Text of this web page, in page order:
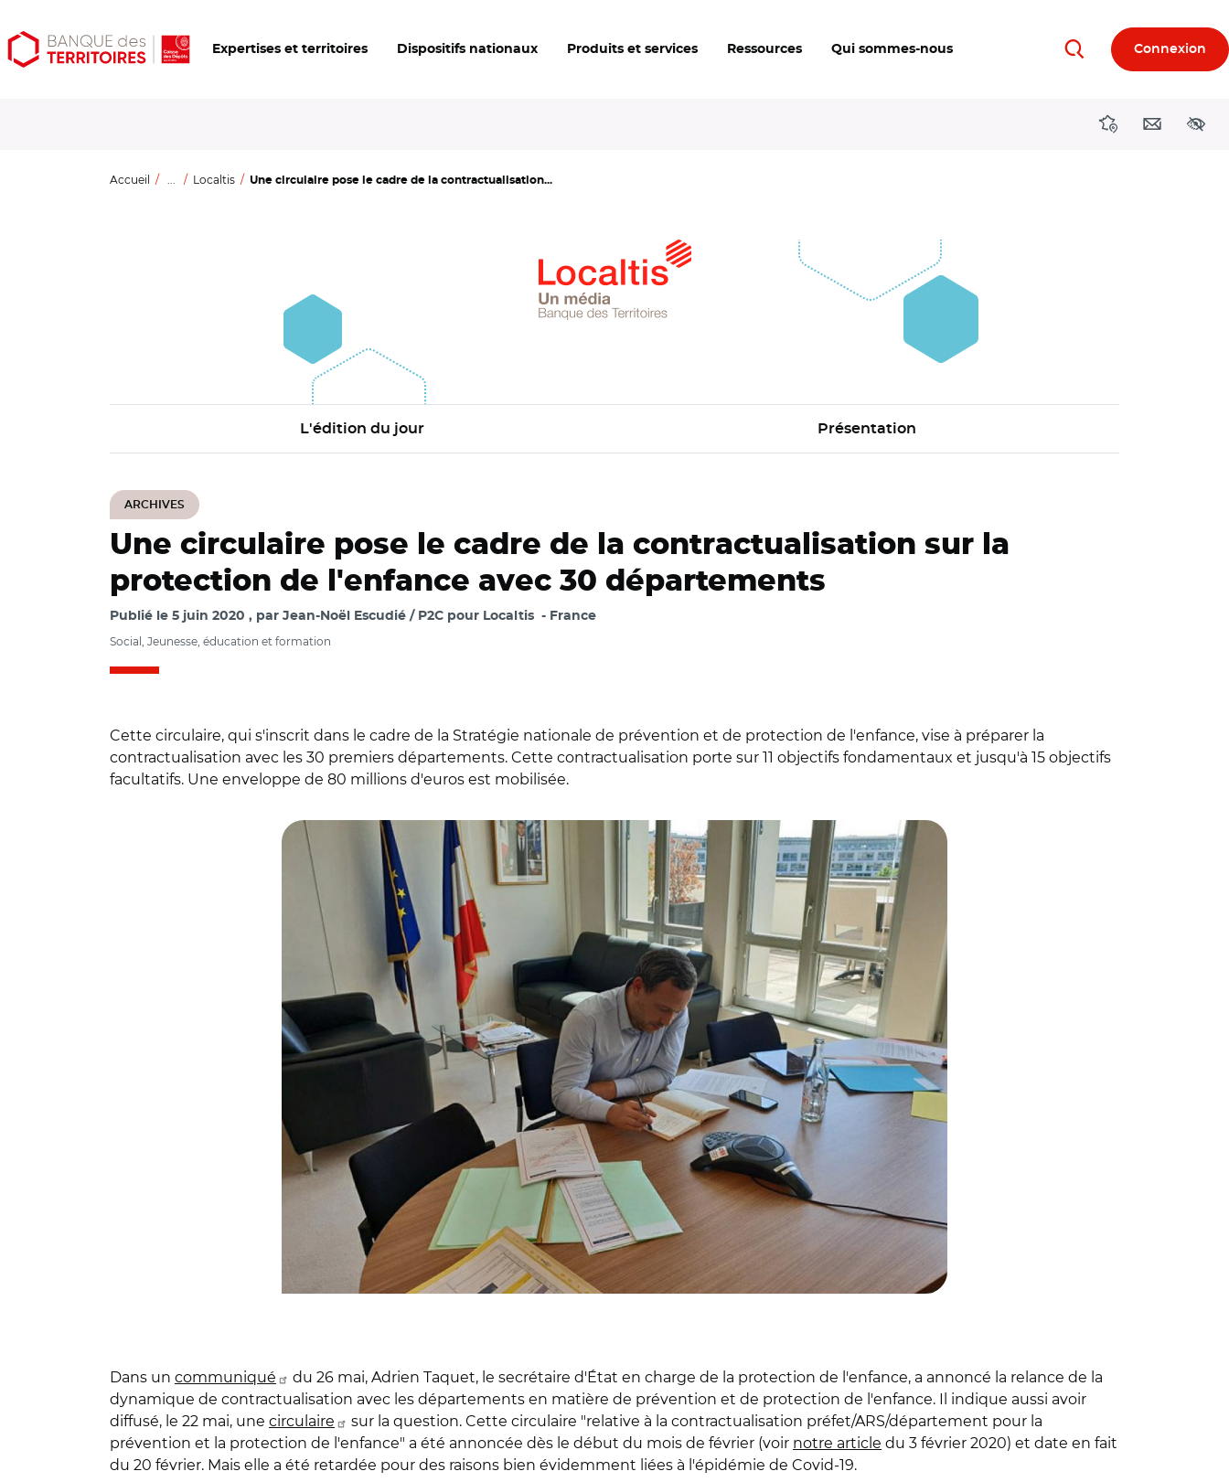
Aller
au
Aller
au
Ouvrir
les
Expertises et territoires Dispositifs nationaux Produits et services Ressources Qui sommes-nous RechercherConnexion
DirectionsContact
Accueil ... Localtis Une circulaire pose le cadre de la contractualisation...
L'édition du jour Présentation
ARCHIVES
Une circulaire pose le cadre de la contractualisation sur la
protection de l'enfance avec 30 départements
Publié le 5 juin 2020 par Jean-Noël Escudié / P2C pour Localtis France
Social, Jeunesse, éducation et formation
Cette circulaire, qui s'inscrit dans le cadre de la Stratégie nationale de prévention et de protection de l'enfance, vise à préparer la
contractualisation avec les 30 premiers départements. Cette contractualisation porte sur 11 objectifs fondamentaux et jusqu'à 15 objectifs
facultatifs. Une enveloppe de 80 millions d'euros est mobilisée.
© @AdrienTaquet/ le 06 mai en réunion hebdomadaire avec les représentants des associations et
Dans un communiqué
du 26 mai, Adrien Taquet, le secrétaire d'État en charge de la protection de l'enfance, a annoncé la relance de la
dynamique de contractualisation avec les départements en matière de prévention et de protection de l'enfance. Il indique aussi avoir
diffusé, le 22 mai, une circulaire
sur la question. Cette circulaire "relative à la contractualisation préfet/ARS/département pour la
prévention et la protection de l'enfance" a été annoncée dès le début du mois de février (voir notre article du 3 février 2020) et date en fait
du 20 février. Mais elle a été retardée pour des raisons bien évidemment liées à l'épidémie de Covid-19.